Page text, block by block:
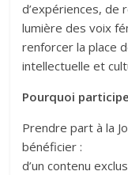
d’expériences, de
lumière des voix
renforcer la place
intellectuelle et
Pourquoi
Prendre part à la
bénéficier :
d’un contenu